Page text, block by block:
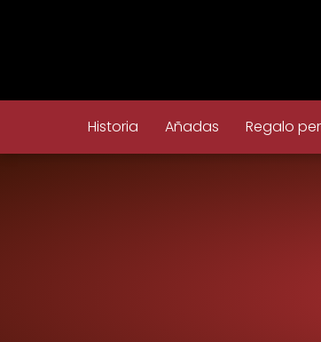
Historia Añadas Regalo